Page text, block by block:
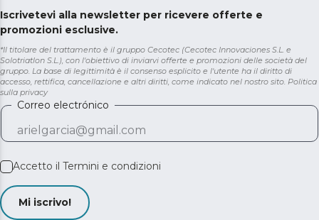
Iscrivetevi alla newsletter per ricevere offerte e
promozioni esclusive.
*Il titolare del trattamento è il gruppo Cecotec (Cecotec Innovaciones S.L. e
Solotriatlon S.L.), con l'obiettivo di inviarvi offerte e promozioni delle società del
gruppo. La base di legittimità è il consenso esplicito e l'utente ha il diritto di
accesso, rettifica, cancellazione e altri diritti, come indicato nel nostro sito. Politica
sulla privacy
Correo electrónico
Accetto il Termini e condizioni
Mi iscrivo!